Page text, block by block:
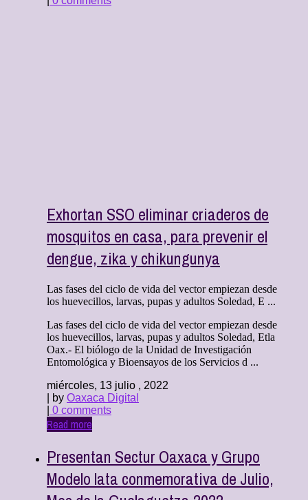
Exhortan SSO eliminar criaderos de
mosquitos en casa, para prevenir el
dengue, zika y chikungunya
Las fases del ciclo de vida del vector empiezan desde
los huevecillos, larvas, pupas y adultos Soledad, E ...
Las fases del ciclo de vida del vector empiezan desde
los huevecillos, larvas, pupas y adultos Soledad, Etla
Oax.- El biólogo de la Unidad de Investigación
Entomológica y Bioensayos de los Servicios d ...
miércoles, 13 julio , 2022
| by Oaxaca Digital
0 comments
Read more
Presentan Sectur Oaxaca y Grupo
Modelo lata conmemorativa de Julio,